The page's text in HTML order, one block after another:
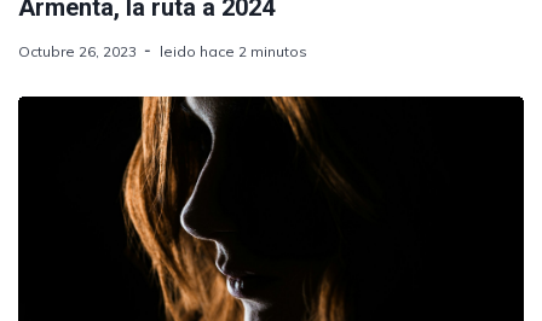
Armenta, la ruta a 2024
Octubre 26, 2023 leido hace 2 minutos